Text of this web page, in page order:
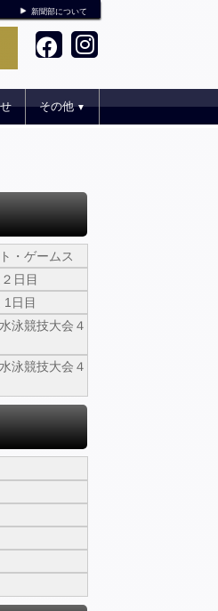
新聞部について
その他▼
・ゲームス
日目
日目
泳競技大会４
泳競技大会４